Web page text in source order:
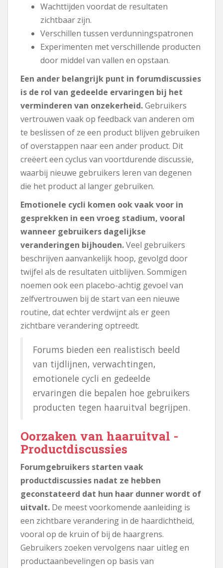
Wachttijden voordat de resultaten
zichtbaar zijn.
Verschillen tussen verdunningspatronen
Experimenten met verschillende producten
door middel van vallen en opstaan.
Een ander belangrijk punt in forumdiscussies
is de rol van gedeelde ervaringen bij het
verminderen van onzekerheid.Gebruikers
vertrouwen vaak op feedback van anderen om
te beslissen of ze een product blijven gebruiken
of overstappen naar een ander product. Dit
creëert een cyclus van voortdurende discussie,
waarbij nieuwe gebruikers leren van degenen
die het product al langer gebruiken.
Emotionele cycli komen ook vaak voor in
gesprekken in een vroeg stadium, vooral
wanneer gebruikers dagelijkse
veranderingen bijhouden.Veel gebruikers
beschrijven aanvankelijk hoop, gevolgd door
twijfel als de resultaten uitblijven. Sommigen
noemen ook een placebo-achtig gevoel van
zelfvertrouwen bij de start van een nieuwe
routine, dat echter verdwijnt als er geen
zichtbare verandering optreedt.
Forums bieden een realistisch beeld
van tijdlijnen, verwachtingen,
emotionele cycli en gedeelde
ervaringen die bepalen hoe gebruikers
producten tegen haaruitval begrijpen.
Oorzaken van haaruitval -
Productdiscussies
Forumgebruikers starten vaak
productdiscussies nadat ze hebben
geconstateerd dat hun haar dunner wordt of
uitvalt. De meest voorkomende aanleiding is
een zichtbare verandering in de haardichtheid,
vooral op de kruin of bij de haargrens.
Gebruikers zoeken vervolgens naar uitleg en
productaanbevelingen op basis van